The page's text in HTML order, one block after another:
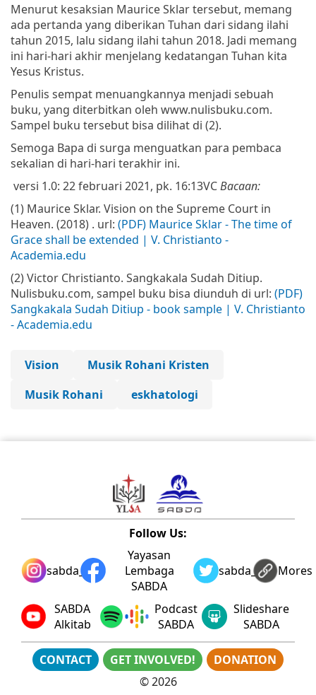
Menurut kesaksian Maurice Sklar tersebut, memang
ada pertanda yang diberikan Tuhan dari sidang ilahi
tahun 2015, lalu sidang ilahi tahun 2018. Jadi memang
ini hari-hari akhir menjelang kedatangan Tuhan kita
Yesus Kristus.
Penulis sempat menuangkannya menjadi sebuah
buku, yang diterbitkan oleh www.nulisbuku.com.
Sampel buku tersebut bisa dilihat di (2).
Semoga Bapa di surga menguatkan para pembaca
sekalian di hari-hari terakhir ini.
versi 1.0: 22 februari 2021, pk. 16:13VCBacaan:
(1) Maurice Sklar. Vision on the Supreme Court in
Heaven. (2018) . url: (PDF) Maurice Sklar - The time of
Grace shall be extended | V. Christianto -
Academia.edu
(2) Victor Christianto. Sangkakala Sudah Ditiup.
Nulisbuku.com, sampel buku bisa diunduh di url: (PDF)
Sangkakala Sudah Ditiup - book sample | V. Christianto
- Academia.edu
Vision
Musik Rohani Kristen
Musik Rohani
eskhatologi
Follow Us:
sabda_ylsa
Yayasan
Lembaga
SABDA
sabda_ylsaMores
SABDA
Alkitab
Podcast
SABDA
Slideshare
SABDA
CONTACT GET INVOLVED!
DONATION
©2026